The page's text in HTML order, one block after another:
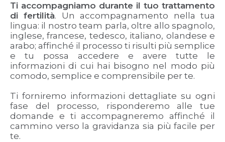
Ti accompagniamo durante il tuo trattamento
di fertilità. Un accompagnamento nella tua
lingua: il nostro team parla, oltre allo spagnolo,
inglese, francese, tedesco, italiano, olandese e
arabo; affinché il processo ti risulti più semplice
e tu possa accedere e avere tutte le
informazioni di cui hai bisogno nel modo più
comodo, semplice e comprensibile per te.
Ti forniremo informazioni dettagliate su ogni
fase del processo, risponderemo alle tue
domande e ti accompagneremo affinché il
cammino verso la gravidanza sia più facile per
te.